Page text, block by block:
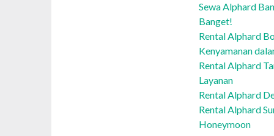
Sewa Alphard
Banget!
Rental Alphard
Kenyamanan
Rental Alphard
Layanan
Rental Alphard
Rental Alphard
Honeymoon